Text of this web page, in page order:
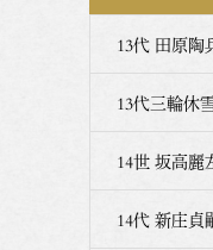
1992年 ｢日
2002年 山口
2011年 中国
13代 田原陶
13代三輪休
14世 坂高麗
14代 新庄貞